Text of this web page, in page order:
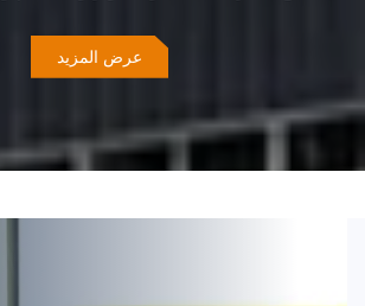
ومستقرة وموفرة للطاقة لمعالجة الحبوب
العالم.
الحبوب والزيوت. تشمل منتجاتها الرئيسية:
المعالجة الأولية للزيت (التنظيف، التكسير،
الحموضة، إزالة اللون، إزالة الروائح، إلخ).
عرض المزيد